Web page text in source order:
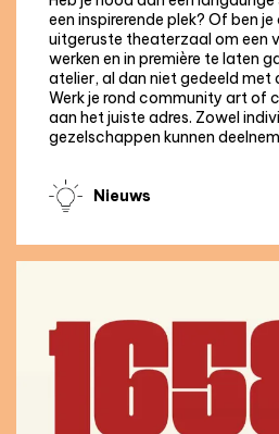
een inspirerende plek? Of ben
uitgeruste theaterzaal om een
werken en in première te laten
atelier, al dan niet gedeeld met
Werk je rond community art of
aan het juiste adres. Zowel
gezelschappen kunnen
Nieuws